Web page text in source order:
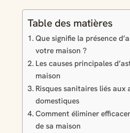
Table des matières
Que signifie la présence
votre maison ?
Les causes principales
maison
Risques sanitaires liés aux
domestiques
Comment éliminer
de sa maison